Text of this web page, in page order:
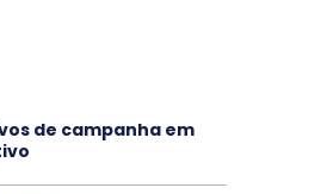
de campanha em